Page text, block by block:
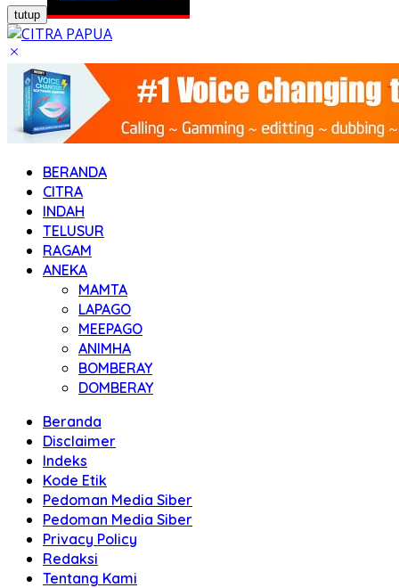
tutup
BERANDA
CITRA
INDAH
TELUSUR
RAGAM
ANEKA
MAMTA
LAPAGO
MEEPAGO
ANIMHA
BOMBERAY
DOMBERAY
Beranda
Disclaimer
Indeks
Kode Etik
Pedoman Media Siber
Pedoman Media Siber
Privacy Policy
Redaksi
Tentang Kami